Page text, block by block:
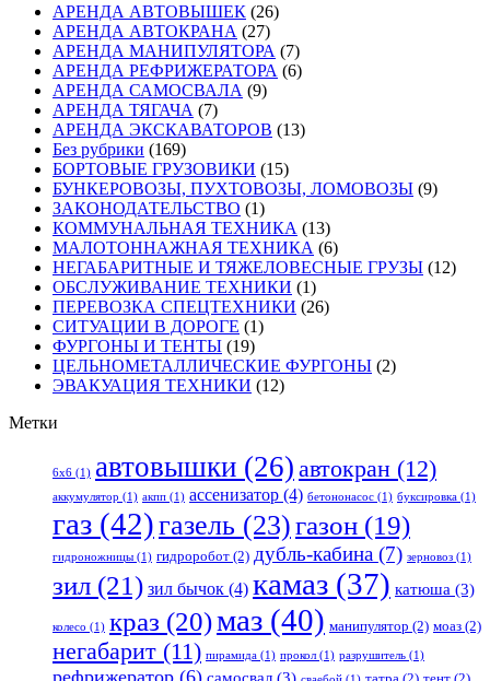
АРЕНДА АВТОВЫШЕК (26)
АРЕНДА АВТОКРАНА (27)
АРЕНДА МАНИПУЛЯТОРА (7)
АРЕНДА РЕФРИЖЕРАТОРА (6)
АРЕНДА САМОСВАЛА (9)
АРЕНДА ТЯГАЧА (7)
АРЕНДА ЭКСКАВАТОРОВ (13)
Без рубрики (169)
БОРТОВЫЕ ГРУЗОВИКИ (15)
БУНКЕРОВОЗЫ, ПУХТОВОЗЫ, ЛОМОВОЗЫ (9)
ЗАКОНОДАТЕЛЬСТВО (1)
КОММУНАЛЬНАЯ ТЕХНИКА (13)
МАЛОТОННАЖНАЯ ТЕХНИКА (6)
НЕГАБАРИТНЫЕ И ТЯЖЕЛОВЕСНЫЕ ГРУЗЫ (12)
ОБСЛУЖИВАНИЕ ТЕХНИКИ (1)
ПЕРЕВОЗКА СПЕЦТЕХНИКИ (26)
СИТУАЦИИ В ДОРОГЕ (1)
ФУРГОНЫ И ТЕНТЫ (19)
ЦЕЛЬНОМЕТАЛЛИЧЕСКИЕ ФУРГОНЫ (2)
ЭВАКУАЦИЯ ТЕХНИКИ (12)
Метки
6x6 (1) автовышки (26) автокран (12)
аккумулятор (1) акпп (1) ассенизатор (4) бетононасос (1) буксировка (1)
газ (42)газель (23)газон (19)
гидроножницы (1) гидроробот (2) дубль-кабина (7) зерновоз (1)
зил (21) зил бычок (4) камаз (37) катюша (3)
колесо (1) краз (20)маз (40) манипулятор (2) моаз (2)
негабарит (11) пирамида (1) прокол (1) разрушитель (1)
рефрижератор (6) самосвал (3)